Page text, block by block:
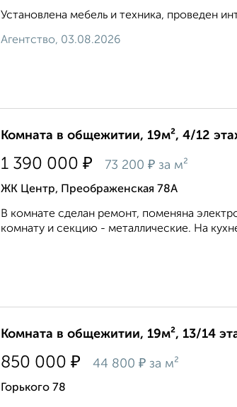
Установлена мебель и техника, проведен
Агентство, 03.08.2026
Комната в общежитии, 19м², 4/12
1 390 000 ₽ 73 200 ₽ за м²
ЖК Центр, Преображенская 78А
В комнате сделан ремонт, поменяна
комнату и секцию - металлические. На
Комната в общежитии, 19м², 13/14
850 000 ₽ 44 800 ₽ за м²
Горького 78